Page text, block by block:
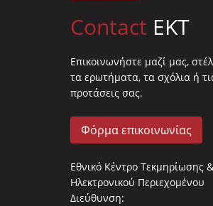
Contact EKT
Επικοινωνήστε μαζί μας,
τα ερωτήματα, τα σχόλια ή
προτάσεις σας.
Φόρμα επικοινωνίας
Εθνικό Κέντρο Τεκμηρίωσης &
Ηλεκτρονικού Περιεχομένου
Διεύθυνση: